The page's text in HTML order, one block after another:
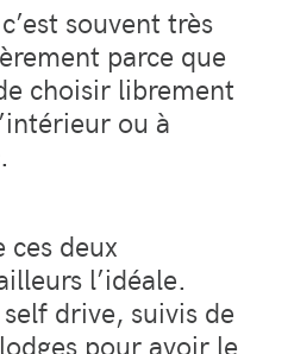
souvent très
parce que
choisir librement
ou à
ces deux
l’idéale.
drive, suivis de
pour avoir le